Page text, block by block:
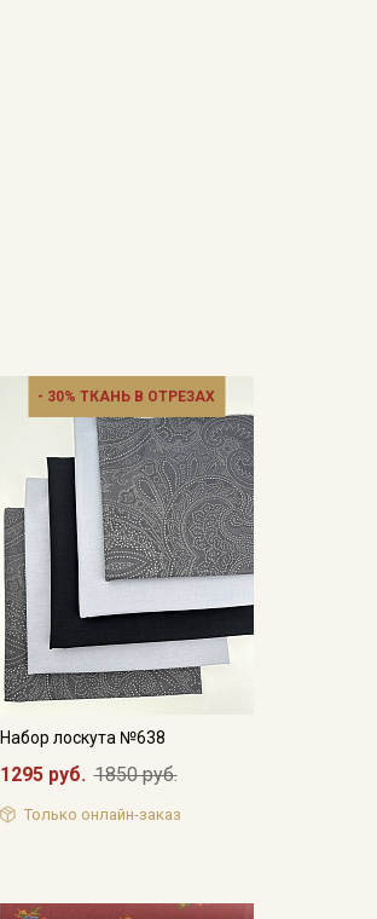
- 30% ТКАНЬ В ОТРЕЗАХ
Набор лоскута №638
1295 руб. 1850 руб.
Только онлайн-заказ